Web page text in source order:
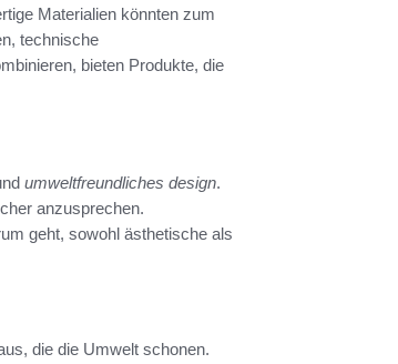
Materialien könnten zum
technische
bieten Produkte, die
umweltfreundliches design.
anzusprechen.
geht, sowohl ästhetische als
die die Umwelt schonen.